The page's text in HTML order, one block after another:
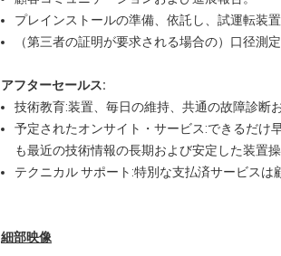
プレインストールの準備、依託し、試運転装置
（第三者の証明が要求される場合の）口径測定
アフターセールス:
技術教育:装置、毎日の維持、共通の故障診断
予定されたオンサイト・サービス:できるだけ
も最近の技術情報の長期および安定した装置
テクニカル サポート:特別な支払済サービスは
細部映像